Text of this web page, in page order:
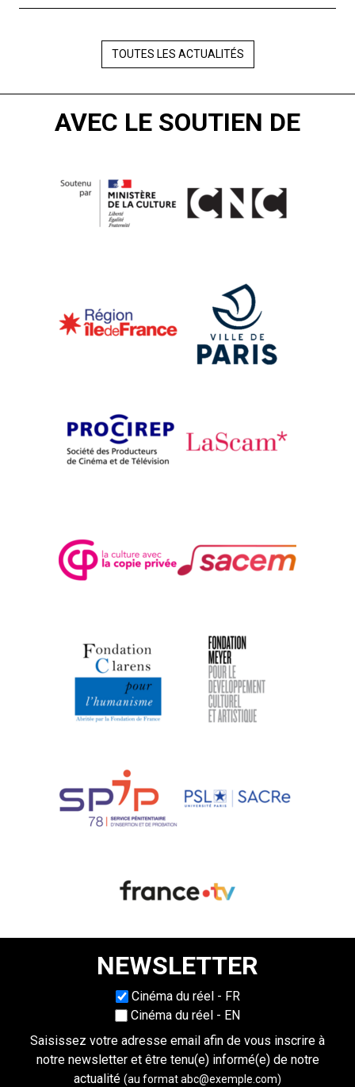
TOUTES LES ACTUALITÉS
AVEC LE SOUTIEN DE
NEWSLETTER
Choisissez une langueCinéma du réel - FR
Cinéma du réel - EN
Saisissez votre adresse email afin de vous inscrire à
notre newsletter et être tenu(e) informé(e) de notre
actualité (au format abc@exemple.com)